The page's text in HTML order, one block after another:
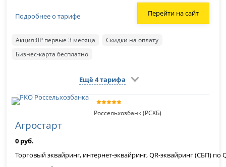
Подробнее о тарифе Перейти на сайт
Акция:0₽ первые 3 месяца
Скидки на оплату
Бизнес-карта бесплатно
Ещё 4 тарифа
Россельхозбанк (РСХБ)
Агростарт
0 руб.
Торговый эквайринг, интернет-эквайринг, QR-эквайринг (СБП) по